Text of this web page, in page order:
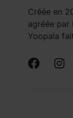
Créée en
agréée par
Yoopala